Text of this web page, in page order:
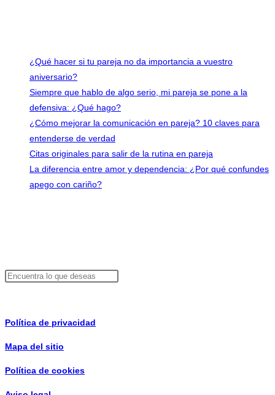
¿Qué hacer si tu pareja no da importancia a vuestro
aniversario?
Siempre que hablo de algo serio, mi pareja se pone a la
defensiva: ¿Qué hago?
¿Cómo mejorar la comunicación en pareja? 10 claves para
entenderse de verdad
Citas originales para salir de la rutina en pareja
La diferencia entre amor y dependencia: ¿Por qué confundes
apego con cariño?
Buscar
Política de privacidad
Mapa del sitio
Política de cookies